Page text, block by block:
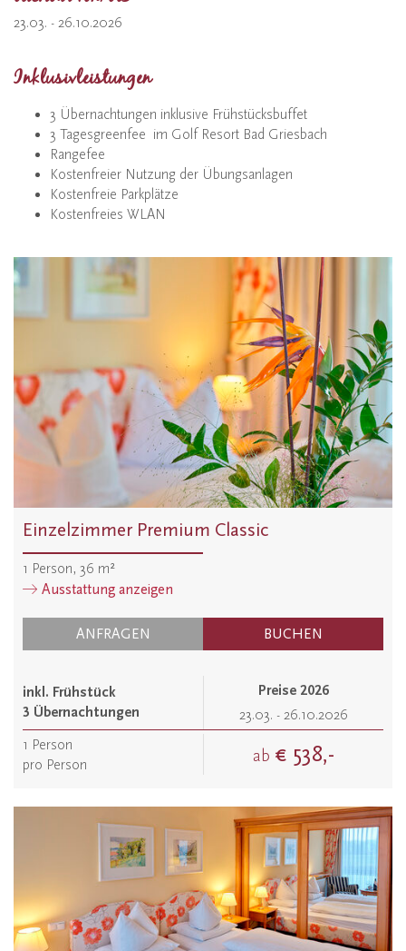
23.03. - 26.10.2026
Inklusivleistungen
3 Übernachtungen inklusive Frühstücksbuffet
3 Tagesgreenfee im Golf Resort Bad Griesbach
Rangefee
Kostenfreier Nutzung der Übungsanlagen
Kostenfreie Parkplätze
Kostenfreies WLAN
Einzelzimmer Premium Classic
1 Person, 36 m²
Ausstattung anzeigen
ANFRAGEN BUCHEN
inkl. Frühstück
3 Übernachtungen
Preise 2026
23.03. - 26.10.2026
1 Person
pro Person
ab € 538,-